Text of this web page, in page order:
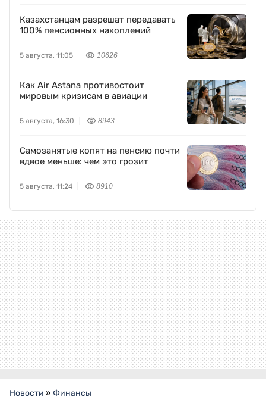
Казахстанцам разрешат передавать
100% пенсионных накоплений
5 августа, 11:05 10626
Как Air Astana противостоит
мировым кризисам в авиации
5 августа, 16:30 8943
Самозанятые копят на пенсию почти
вдвое меньше: чем это грозит
5 августа, 11:24 8910
Новости » Финансы